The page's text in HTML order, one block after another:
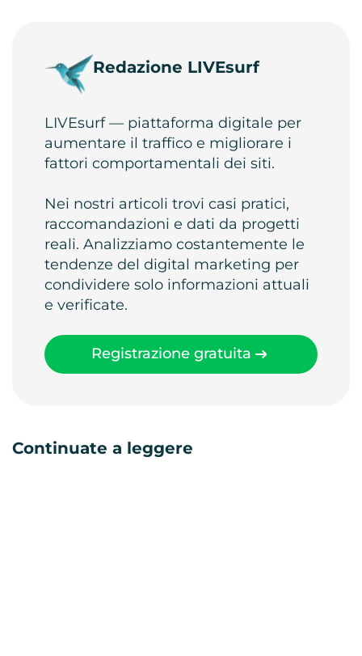
Redazione LIVEsurf
LIVEsurf — piattaforma digitale per
aumentare il traffico e migliorare i
fattori comportamentali dei siti.
Nei nostri articoli trovi casi pratici,
raccomandazioni e dati da progetti
reali. Analizziamo costantemente le
tendenze del digital marketing per
condividere solo informazioni attuali
e verificate.
Registrazione gratuita
Continuate a leggere